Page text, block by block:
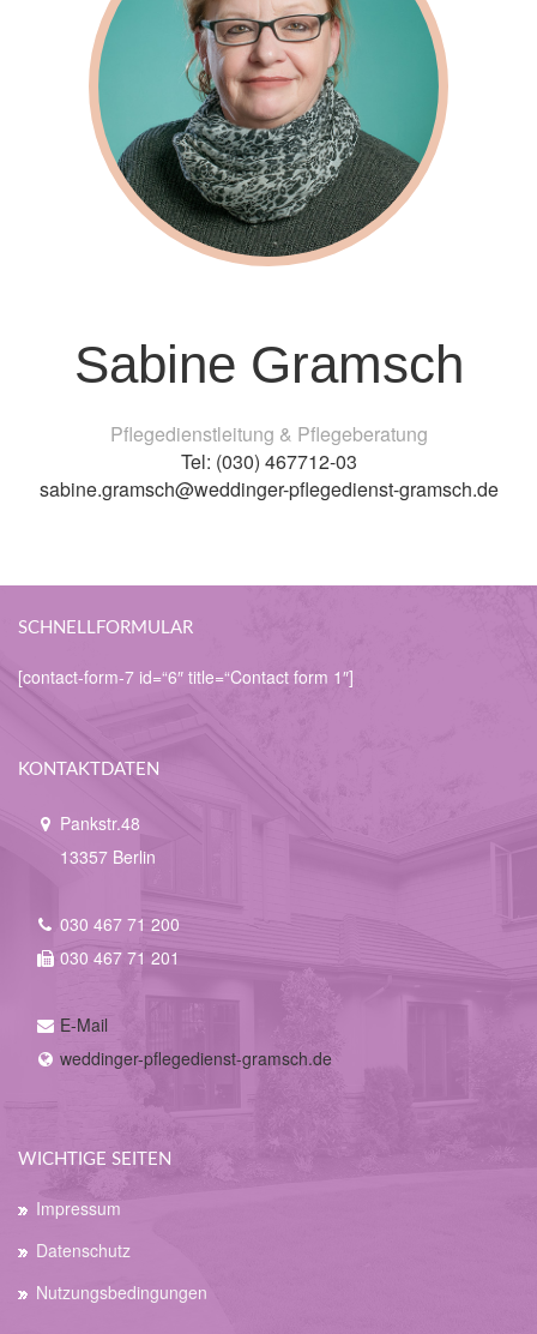
Sabine Gramsch
Pflegedienstleitung & Pflegeberatung
Tel: (030) 467712-03
sabine.gramsch@weddinger-pflegedienst-gramsch.de
SCHNELLFORMULAR
[contact-form-7 id=“6″ title=“Contact form 1″]
KONTAKTDATEN
Pankstr.48
13357 Berlin
030 467 71 200
030 467 71 201
E-Mail
weddinger-pflegedienst-gramsch.de
WICHTIGE SEITEN
Impressum
Datenschutz
Nutzungsbedingungen